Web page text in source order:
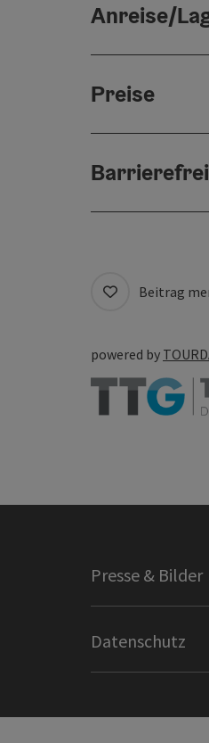
Anreise/
Preise
Beitrag
powered by
Presse & Bilder
Datenschutz